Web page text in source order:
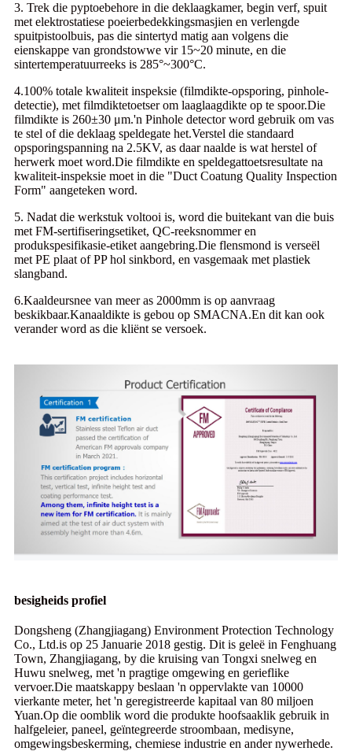
3. Trek die pyptoebehore in die deklaagkamer, begin verf, spuit
met elektrostatiese poeierbedekkingsmasjien en verlengde
spuitpistoolbuis, pas die sintertyd matig aan volgens die
eienskappe van grondstowwe vir 15~20 minute, en die
sintertemperatuurreeks is 285°~300°C.
4.100% totale kwaliteit inspeksie (filmdikte-opsporing, pinhole-
detectie), met filmdiktetoetser om laaglaagdikte op te spoor.Die
filmdikte is 260±30 μm.'n Pinhole detector word gebruik om vas
te stel of die deklaag speldegate het.Verstel die standaard
opsporingspanning na 2.5KV, as daar naalde is wat herstel of
herwerk moet word.Die filmdikte en speldegattoetsresultate na
kwaliteit-inspeksie moet in die "Duct Coatung Quality Inspection
Form" aangeteken word.
5. Nadat die werkstuk voltooi is, word die buitekant van die buis
met FM-sertifiseringsetiket, QC-reeksnommer en
produkspesifikasie-etiket aangebring.Die flensmond is verseël
met PE plaat of PP hol sinkbord, en vasgemaak met plastiek
slangband.
6.Kaaldeursnee van meer as 2000mm is op aanvraag
beskikbaar.Kanaaldikte is gebou op SMACNA.En dit kan ook
verander word as die kliënt se versoek.
besigheids profiel
Dongsheng (Zhangjiagang) Environment Protection Technology
Co., Ltd.is op 25 Januarie 2018 gestig. Dit is geleë in Fenghuang
Town, Zhangjiagang, by die kruising van Tongxi snelweg en
Huwu snelweg, met 'n pragtige omgewing en gerieflike
vervoer.Die maatskappy beslaan 'n oppervlakte van 10000
vierkante meter, het 'n geregistreerde kapitaal van 80 miljoen
Yuan.Op die oomblik word die produkte hoofsaaklik gebruik in
halfgeleier, paneel, geïntegreerde stroombaan, medisyne,
omgewingsbeskerming, chemiese industrie en ander nywerhede.